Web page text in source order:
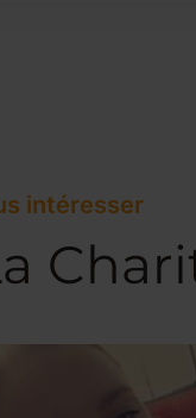
intéresser